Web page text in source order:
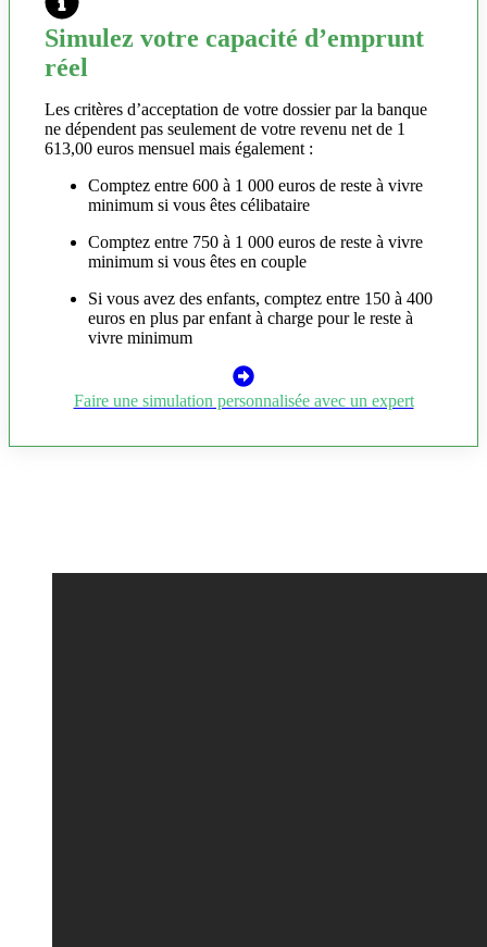
Simulez votre capacité d’emprunt
réel
Les critères d’acceptation de votre dossier par la banque
ne dépendent pas seulement de votre revenu net de 1
613,00 euros mensuel mais également :
Comptez entre 600 à 1 000 euros de reste à vivre
minimum si vous êtes célibataire
Comptez entre 750 à 1 000 euros de reste à vivre
minimum si vous êtes en couple
Si vous avez des enfants, comptez entre 150 à 400
euros en plus par enfant à charge pour le reste à
vivre minimum
Faire une simulation personnalisée avec un expert